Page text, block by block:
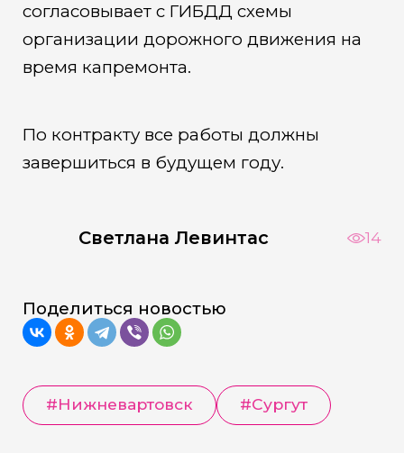
согласовывает с ГИБДД схемы
организации дорожного движения на
время капремонта.
По контракту все работы должны
завершиться в будущем году.
Светлана Левинтас 14
Поделиться новостью
#Нижневартовск #Сургут